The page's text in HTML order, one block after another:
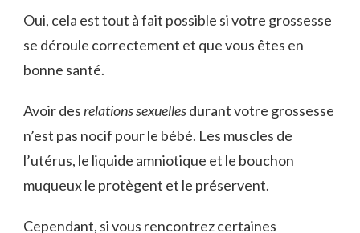
Oui, cela est tout à fait possible si votre grossesse
se déroule correctement et que vous êtes en
bonne santé.
Avoir desrelations sexuellesdurant votre grossesse
n’est pas nocif pour le bébé. Les muscles de
l’utérus, le liquide amniotique et le bouchon
muqueux le protègent et le préservent.
Cependant, si vous rencontrez certaines